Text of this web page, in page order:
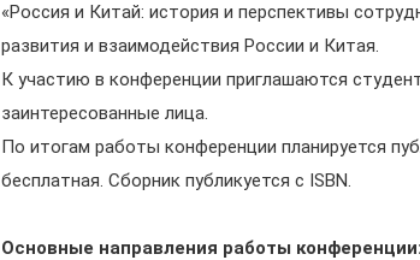
«Россия и Китай: история и перспективы
развития и взаимодействия России и Китая.
К участию в конференции приглашаются
заинтересованные лица.
По итогам работы конференции планируется
бесплатная. Сборник публикуется с ISBN.
Основные направления работы конференции: